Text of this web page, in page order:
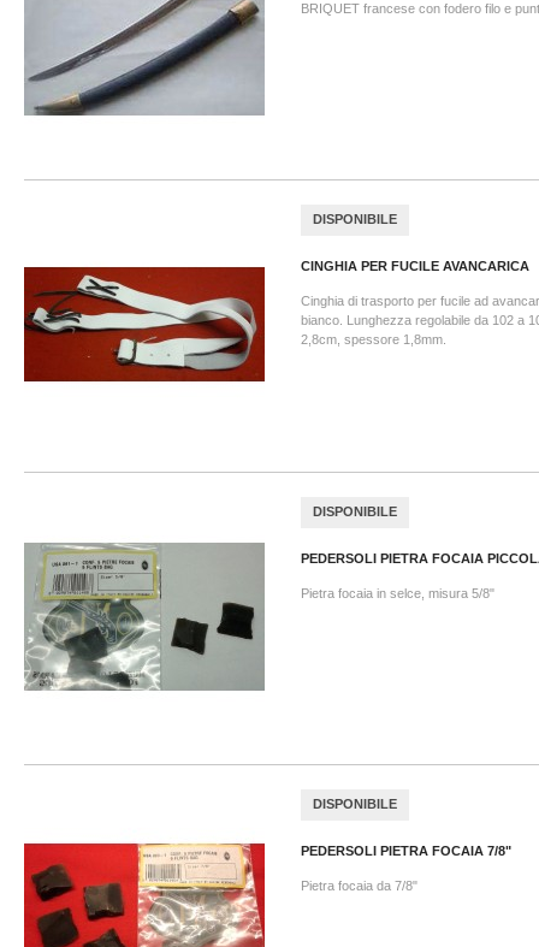
BRIQUET francese con fodero filo e
DISPONIBILE
CINGHIA PER FUCILE AVANCARICA
Cinghia di trasporto per fucile ad
bianco. Lunghezza regolabile da 102 a
2,8cm, spessore 1,8mm.
DISPONIBILE
PEDERSOLI PIETRA FOCAIA
Pietra focaia in selce, misura 5/8"
DISPONIBILE
PEDERSOLI PIETRA FOCAIA 7/8"
Pietra focaia da 7/8"